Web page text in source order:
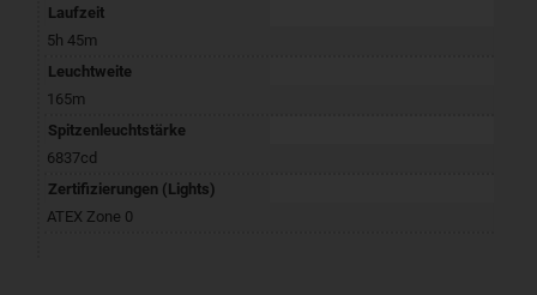
Laufzeit
5h 45m
Leuchtweite
165m
Spitzenleuchtstärke
6837cd
Zertifizierungen (Lights)
ATEX Zone 0